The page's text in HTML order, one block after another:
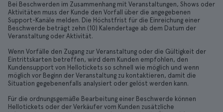
Bei Beschwerden im Zusammenhang mit Veranstaltungen, Shows oder
Aktivitäten muss der Kunde den Vorfall über die angegebenen
Support-Kanäle melden. Die Höchstfrist für die Einreichung einer
Beschwerde beträgt zehn (10) Kalendertage ab dem Datum der
Veranstaltung oder Aktivität.
Wenn Vorfälle den Zugang zur Veranstaltung oder die Gültigkeit der
Eintrittskarten betreffen, wird dem Kunden empfohlen, den
Kundensupport von Hellotickets so schnell wie möglich und wenn
möglich vor Beginn der Veranstaltung zu kontaktieren, damit die
Situation gegebenenfalls analysiert oder gelöst werden kann.
Für die ordnungsgemäße Bearbeitung einer Beschwerde können
Hellotickets oder der Verkäufer vom Kunden zusätzliche